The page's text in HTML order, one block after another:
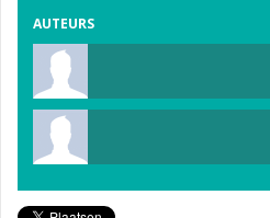
AUTEURS